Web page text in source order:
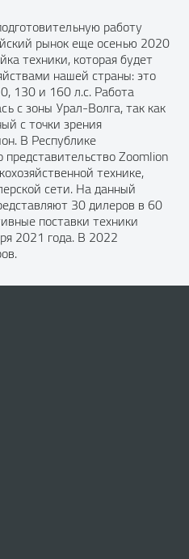
работу
рынок еще осенью 2020
техники, которая будет
нашей страны: это
130 и 160 л.с. Работа
с зоны Урал-Волга, так как
с точки зрения
В Республике
Zoomlion
технике,
сети. На данный
30 дилеров в 60
поставки техники
2021 года. В 2022